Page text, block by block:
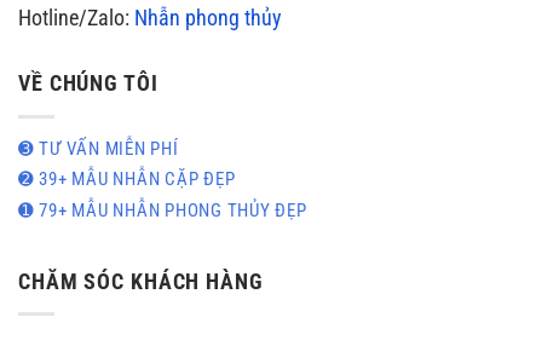
Hotline/Zalo: Nhẫn phong thủy
VỀ CHÚNG TÔI
➌ TƯ VẤN MIỄN PHÍ
➋ 39+ MẪU NHẪN CẶP ĐẸP
➊ 79+ MẪU NHẪN PHONG THỦY ĐẸP
CHĂM SÓC KHÁCH HÀNG